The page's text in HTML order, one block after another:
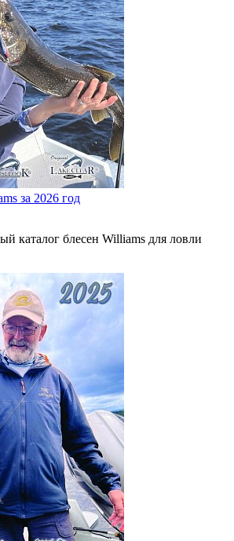
за 2026 год
каталог блесен Williams для ловли